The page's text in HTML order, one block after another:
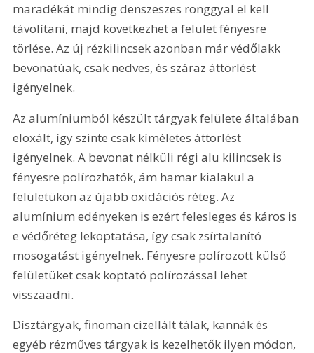
maradékát mindig denszeszes ronggyal el kell
távolítani, majd következhet a felület fényesre
törlése. Az új rézkilincsek azonban már védőlakk
bevonatúak, csak nedves, és száraz áttörlést
igényelnek.
Az alumíniumból készült tárgyak felülete általában
eloxált, így szinte csak kíméletes áttörlést
igényelnek. A bevonat nélküli régi alu kilincsek is
fényesre polírozhatók, ám hamar kialakul a
felületükön az újabb oxidációs réteg. Az
alumínium edényeken is ezért felesleges és káros is
e védőréteg lekoptatása, így csak zsírtalanító
mosogatást igényelnek. Fényesre polírozott külső
felületüket csak koptató polírozással lehet
visszaadni.
Dísztárgyak, finoman cizellált tálak, kannák és
egyéb rézműves tárgyak is kezelhetők ilyen módon,